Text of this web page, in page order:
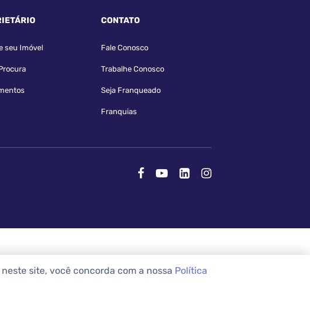
seu Imóvel
CONTATO
Fale Conosco
Trabalhe Conosco
Seja Franqueado
Franquias
site, você concorda com a nossa Política